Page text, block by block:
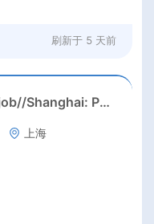
刷新于 5 天前
3 Days summber part time job//Shanghai: Part time Kindergarten Teacher Needed in Pudong district, Shanghai（Salary：1k per day）
上海